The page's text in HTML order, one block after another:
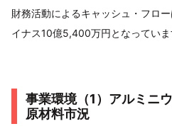
財務活動によるキャッシュ・フロ
イナス10億5,400万円となっていま
事業環境（1）アルミニ
原材料市況